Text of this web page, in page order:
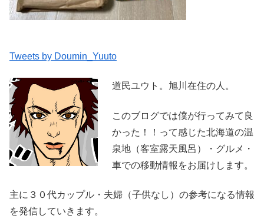
Tweets by Doumin_Yuuto
道民ユウト。旭川在住の人。
このブログでは僕が行ってみて良
かった！！って感じた北海道の温
泉地（客室露天風呂）・グルメ・
車での移動情報をお届けします。
主に３０代カップル・夫婦（子供なし）の参考になる情報
を発信していきます。